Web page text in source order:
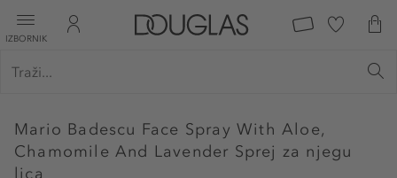
IZBORNIK
Mario Badescu Face Spray With Aloe,
Chamomile And Lavender Sprej za njegu
lica